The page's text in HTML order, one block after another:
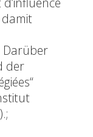
Darüber
der